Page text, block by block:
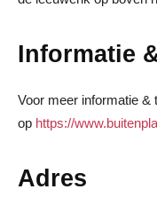
Informatie
Voor meer informatie &
op https://
Adres